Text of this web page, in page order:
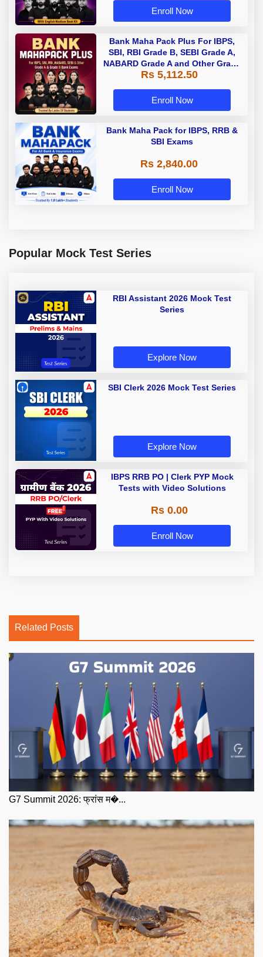
Enroll Now
Bank Maha Pack Plus For IBPS,
SBI, RBI Grade B, SEBI Grade A,
NABARD Grade A and Other Grade
A & Grade B Bank Exams
Rs 5,112.50
Enroll Now
Bank Maha Pack for IBPS, RRB &
SBI Exams
Rs 2,840.00
Enroll Now
Popular Mock Test Series
RBI Assistant 2026 Mock Test
Series
Explore Now
SBI Clerk 2026 Mock Test Series
Explore Now
IBPS RRB PO | Clerk PYP Mock
Tests with Video Solutions
Rs 0.00
Enroll Now
Related Posts
G7 Summit 2026: फ्रांस म�...